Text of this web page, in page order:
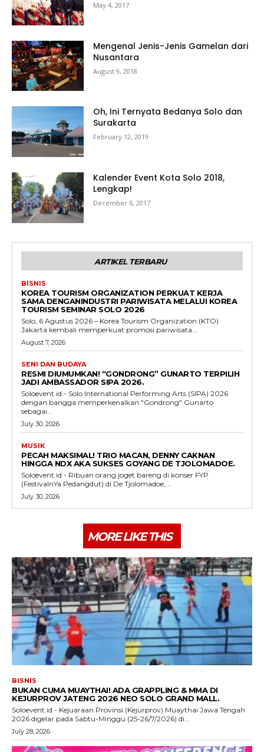
May 4, 2017
Mengenal Jenis-Jenis Gamelan dari
Nusantara
August 9, 2018
Oh, Ini Ternyata Bedanya Solo dan
Surakarta
February 12, 2019
Kalender Event Kota Solo 2018,
Lengkap!
December 6, 2017
ARTIKEL TERBARU
BISNIS
KOREA TOURISM ORGANIZATION PERKUAT KERJA
SAMA DENGANINDUSTRI PARIWISATA MELALUI KOREA
TOURISM SEMINAR SOLO 2026
Solo, 6 Agustus 2026 – Korea Tourism Organization (KTO)
Jakarta kembali memperkuat promosi pariwisata...
August 7, 2026
SENI DAN BUDAYA
RESMI DIUMUMKAN! “GONDRONG” GUNARTO TERPILIH
JADI AMBASSADOR SIPA 2026.
Soloevent.id - Solo International Performing Arts (SIPA) 2026
dengan bangga memperkenalkan "Gondrong" Gunarto
sebagai...
July 30, 2026
MUSIK
PECAH MAKSIMAL! TRIO MACAN, DENNY CAKNAN
HINGGA NDX AKA SUKSES GOYANG DE TJOLOMADOE.
Soloevent.id - Ribuan orang joget bareng di konser FYP
(FestivalnYa Pedangdut) di De Tjolomadoe,...
July 30, 2026
MORE LIKE THIS
BISNIS
BUKAN CUMA MUAYTHAI! ADA GRAPPLING & MMA DI
KEJURPROV JATENG 2026 NEO SOLO GRAND MALL.
Soloevent.id - Kejuaraan Provinsi (Kejurprov) Muaythai Jawa Tengah
2026 digelar pada Sabtu-Minggu (25-26/7/2026) di...
July 28, 2026